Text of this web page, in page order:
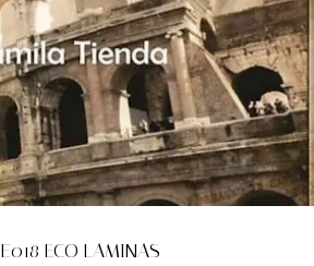
E018 ECO LAMINAS